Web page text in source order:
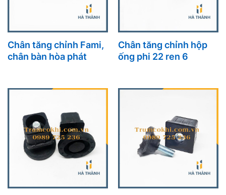
Chân tăng chỉnh Fami,
chân bàn hòa phát
Chân tăng chỉnh hộp
ống phi 22 ren 6